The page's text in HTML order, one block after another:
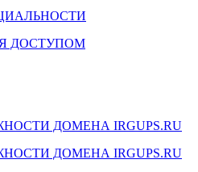
ДОСТУПОМ
ДОМЕНА IRGUPS.RU
ДОМЕНА IRGUPS.RU